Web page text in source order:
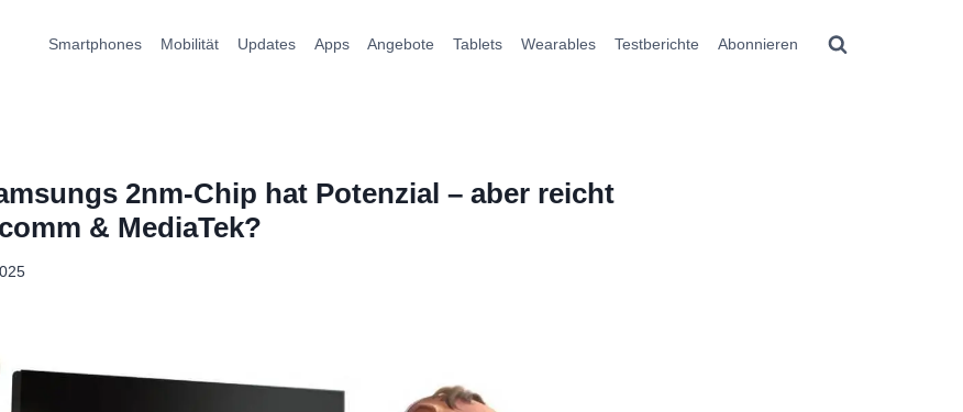
Smartphones Mobilität Updates Apps Angebote Tablets Wearables Testberichte Abonnieren
2nm-Chip hat Potenzial – aber reicht
& MediaTek?